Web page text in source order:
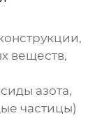
веществ,
азота,
частицы)